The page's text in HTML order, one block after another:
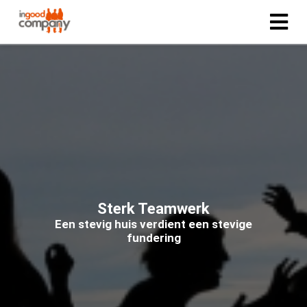
Sterk Teamwerk
Een stevig huis verdient een stevige
fundering
Ze
gebruikt